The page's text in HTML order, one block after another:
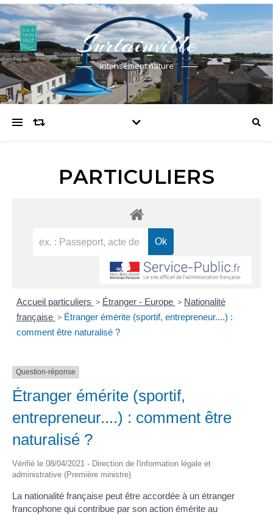
Surtainville
Intensément nature
PARTICULIERS
Accueil particuliers > Étranger - Europe > Nationalité
française > Étranger émérite (sportif, entrepreneur....) :
comment être naturalisé ?
Question-réponse
Étranger émérite (sportif,
entrepreneur....) : comment être
naturalisé ?
Vérifié le 08/04/2021 - Direction de l'information légale et
administrative (Première ministre)
La nationalité française peut être accordée à un étranger
francophone qui contribue par son action émérite au